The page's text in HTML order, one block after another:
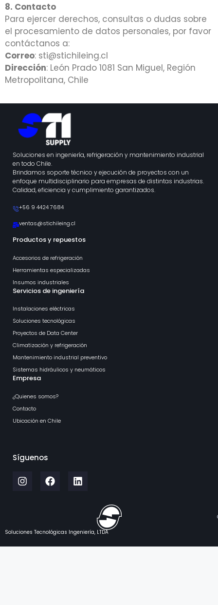
8. Contacto
Para ejercer derechos, consultas o dudas sobre
el procesamiento de datos personales, por favor
contáctanos a:
Correo: sti@stichileing.cl
Dirección: León Prado 1081 San Miguel, Región
Metropolitana, Chile
Soluciones en ingeniería, refrigeración y mantenimiento industrial
en todo Chile.
Brindamos soporte técnico y ejecución de proyectos con un
enfoque multidisciplinario para empresas de distintas industrias.
Calidad, eficiencia y cumplimiento garantizados.
+56 9 4424 7684
ventas@stichileing.cl
Productos y repuestos
Accesorios de refrigeración
Herramientas especializadas
Insumos industriales
Servicios de ingeniería
Instalaciones eléctricas
Soluciones tecnológicas
Proyectos de Data Center
Climatización y refrigeración
Mantenimiento industrial preventivo
Sistemas hidráulicos y neumáticos
Empresa
¿Quienes somos?
Contacto
Ubicación en Chile
Síguenos
Soluciones Tecnológicas Ingeniería, LTDA